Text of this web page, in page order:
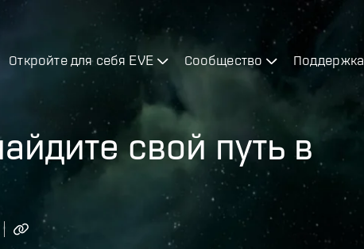
Откройте для себя EVE Сообщество Поддержка
свой путь в